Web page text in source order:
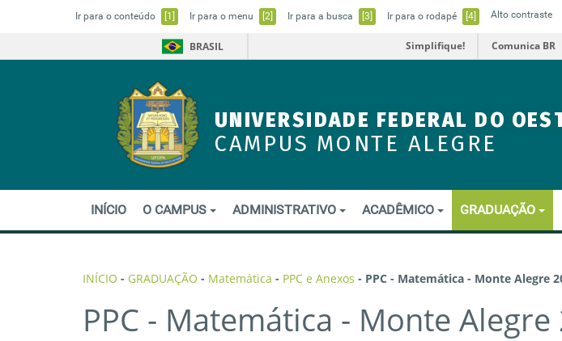
Ir para o conteúdo [1] Ir para o menu [2] Ir para a busca [3] Ir para o rodapé [4] Alto contraste
BRASIL Simplifique! Comunica BR
UNIVERSIDADE FEDERAL DO
CAMPUS MONTE ALEGRE
INÍCIO O CAMPUS ADMINISTRATIVO ACADÊMICO GRADUAÇÃO
INÍCIO - GRADUAÇÃO - Matemática - PPC e Anexos - PPC - Matemática - Monte Alegre
PPC - Matemática - Monte Alegre